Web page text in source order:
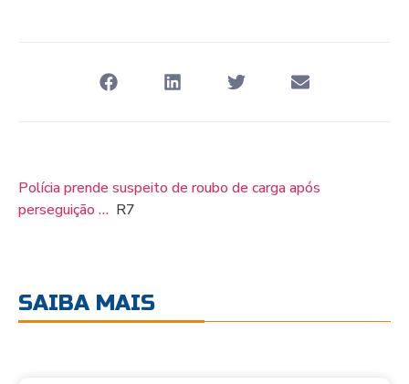
Polícia prende suspeito de roubo de carga após
perseguição … R7
SAIBA MAIS